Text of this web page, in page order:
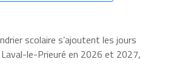
scolaire s’ajoutent les jours
le-Prieuré en 2026 et 2027,